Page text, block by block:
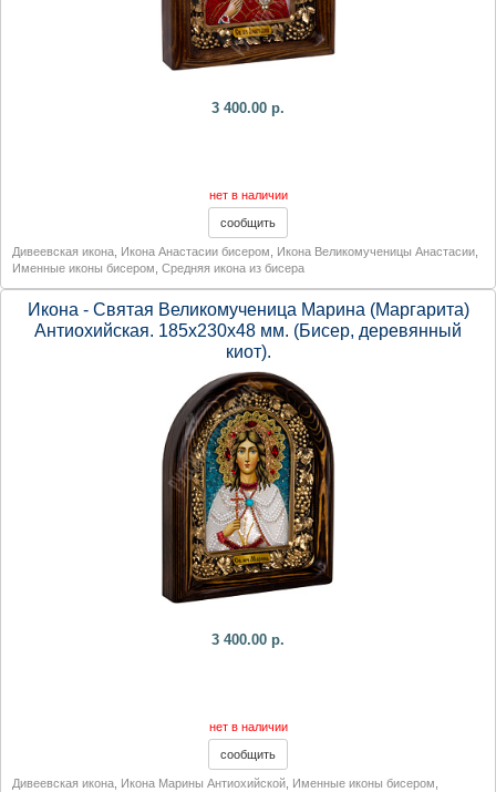
3 400.00 р.
нет в наличии
Дивеевская икона Икона Анастасии бисером Икона Великомученицы Анастасии
Именные иконы бисером Средняя икона из бисера
Икона - Святая Великомученица Марина (Маргарита)
Антиохийская. 185х230х48 мм. (Бисер, деревянный
киот).
3 400.00 р.
нет в наличии
Дивеевская икона Икона Марины Антиохийской Именные иконы бисером